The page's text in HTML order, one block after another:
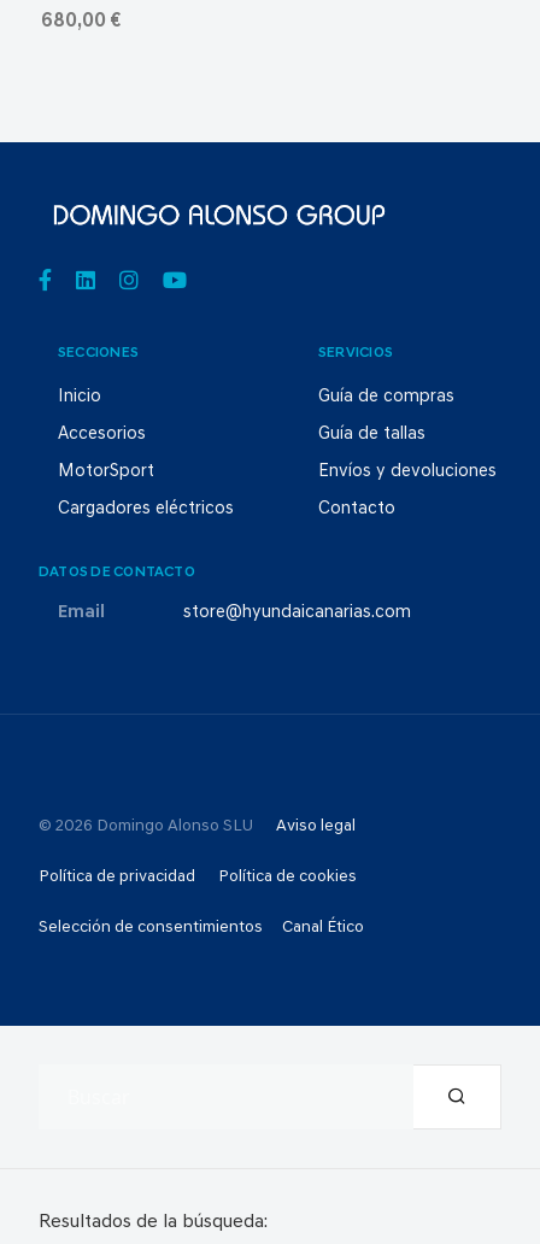
680,00 €
SECCIONES
Inicio
Accesorios
MotorSport
Cargadores eléctricos
SERVICIOS
Guía de compras
Guía de tallas
Envíos y devoluciones
Contacto
DATOS DE CONTACTO
Email store@hyundaicanarias.com
© 2026 Domingo Alonso SLU Aviso legal
Política de privacidad Política de cookies
Selección de consentimientos Canal Ético
Resultados de la búsqueda: